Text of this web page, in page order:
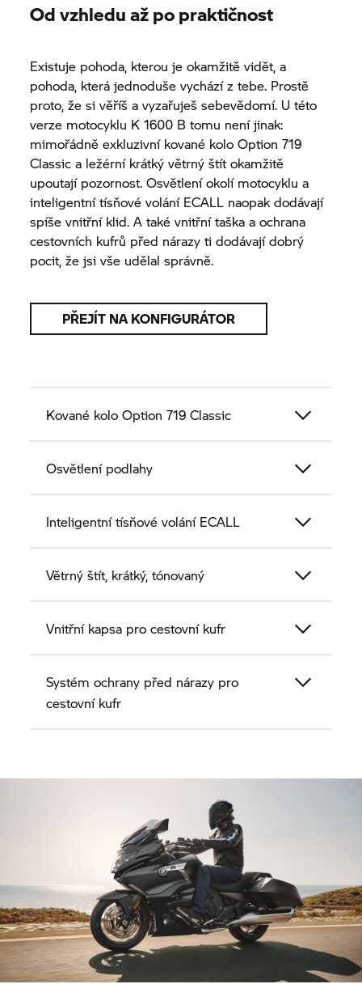
Od vzhledu až po praktičnost
Existuje pohoda, kterou je okamžitě vidět, a
pohoda, která jednoduše vychází z tebe. Prostě
proto, že si věříš a vyzařuješ sebevědomí. U této
verze motocyklu K 1600 B tomu není jinak:
mimořádně exkluzivní kované kolo Option 719
Classic a ležérní krátký větrný štít okamžitě
upoutají pozornost. Osvětlení okolí motocyklu a
inteligentní tísňové volání ECALL naopak dodávají
spíše vnitřní klid. A také vnitřní taška a ochrana
cestovních kufrů před nárazy ti dodávají dobrý
pocit, že jsi vše udělal správně.
PŘEJÍT NA KONFIGURÁTOR
Kované kolo Option 719 Classic
Osvětlení podlahy
Inteligentní tísňové volání ECALL
Větrný štít, krátký, tónovaný
Vnitřní kapsa pro cestovní kufr
Systém ochrany před nárazy pro
cestovní kufr